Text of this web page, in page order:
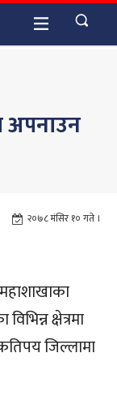
अपनाउन
२०७८ मंसिर १० गते ।
क्षेत्रमा
जिल्लामा